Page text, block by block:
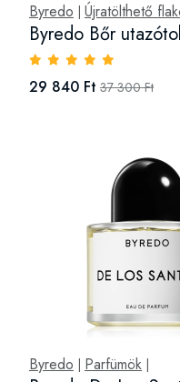
Byredo Újratölthető
Byredo Bőr
29 840 Ft 37 300 Ft
Byredo Parfümök|